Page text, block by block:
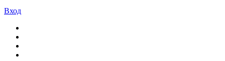
Вход